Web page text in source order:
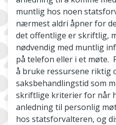
muntlig hos noen
nærmest aldri åpner for
det offentlige er skriftlig,
nødvendig med muntlig
på telefon eller i et
å bruke ressursene riktig
saksbehandlingstid som
skriftlige kriterier for når
anledning til personlig
hos statsforvalteren, og